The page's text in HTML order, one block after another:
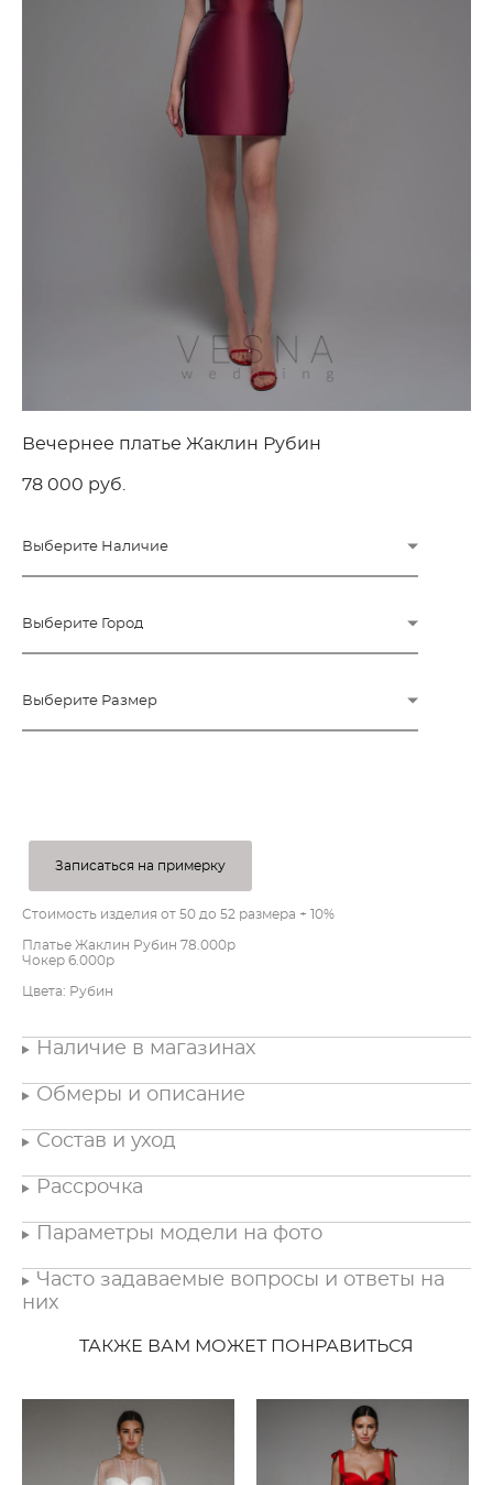
Вечернее платье Жаклин Рубин
78 000 pуб.
Выберите Наличие
Выберите Город
Выберите Размер
Записаться на примерку
Стоимость изделия от 50 до 52 размера + 10%
Платье Жаклин Рубин 78.000р
Чокер 6.000р
Цвета: Рубин
Наличие в магазинах
Обмеры и описание
Состав и уход
Рассрочка
Параметры модели на фото
Часто задаваемые вопросы и ответы на
них
ТАКЖЕ ВАМ МОЖЕТ ПОНРАВИТЬСЯ